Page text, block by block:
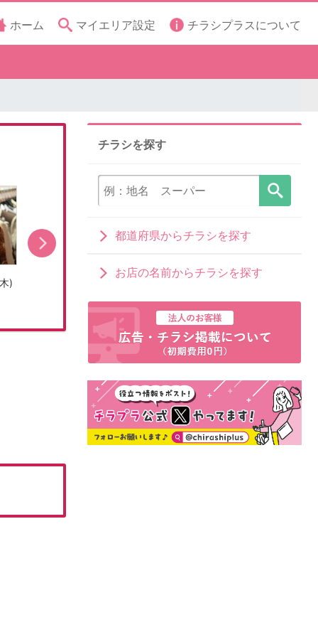
ホーム マイエリア設定 チラシプラスについて
) 売出し期間:8/5(水)〜8/9(日)
チラシを探す
都道府県からチラシを探す
お店の名前からチラシを探す